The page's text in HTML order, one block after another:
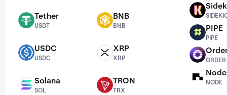
USDT Tether
USDT
BNB BNB
BNB
USDC USDC
USDC
XRP XRP
XRP
SOL Solana
SOL
TRX TRON
TRX
SIDEKICK
PIPE PIPE
PIPE
ORDER
ORDER
NODE
NODE